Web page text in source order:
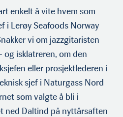
enkelt å vite hvem som
i Lerøy Seafoods Norway
vi om jazzgitaristen
og isklatreren, om den
eller prosjektlederen i
sjef i Naturgass Nord
som valgte å bli i
ned Daltind på nyttårsaften